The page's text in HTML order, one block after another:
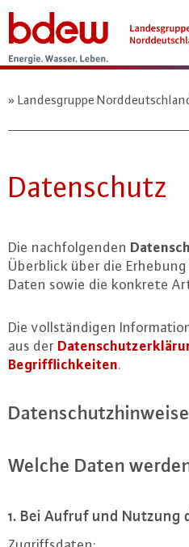
Landesgruppe
Da­ten­schutz
Die nach­fol­gen­den
Überblick über die
Daten sowie die konkrete
Die voll­stän­di­gen
aus der
Be­griff­lich­kei­ten.
Da­ten­schutz­hin­wei­se
Welche Daten
1. Bei Aufruf und Nutzung